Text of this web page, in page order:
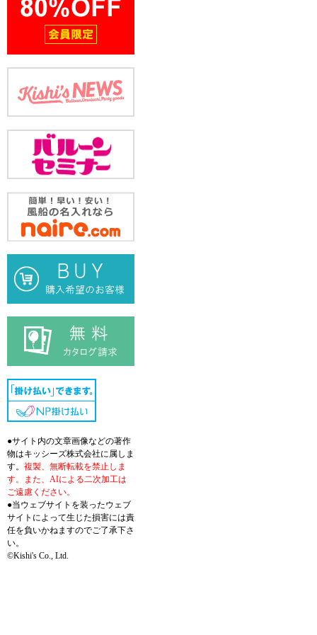
●サイト内の文章画像などの著作
物はキッシーズ株式会社に属しま
す。 複製、無断転載を禁止しま
す。また、AIによる二次加工は
ご遠慮ください。
●当ウェブサイトを装ったウェブ
サイトによって生じた損害には責
任を負いかねますのでご了承下さ
い。
©Kishi's Co., Ltd.